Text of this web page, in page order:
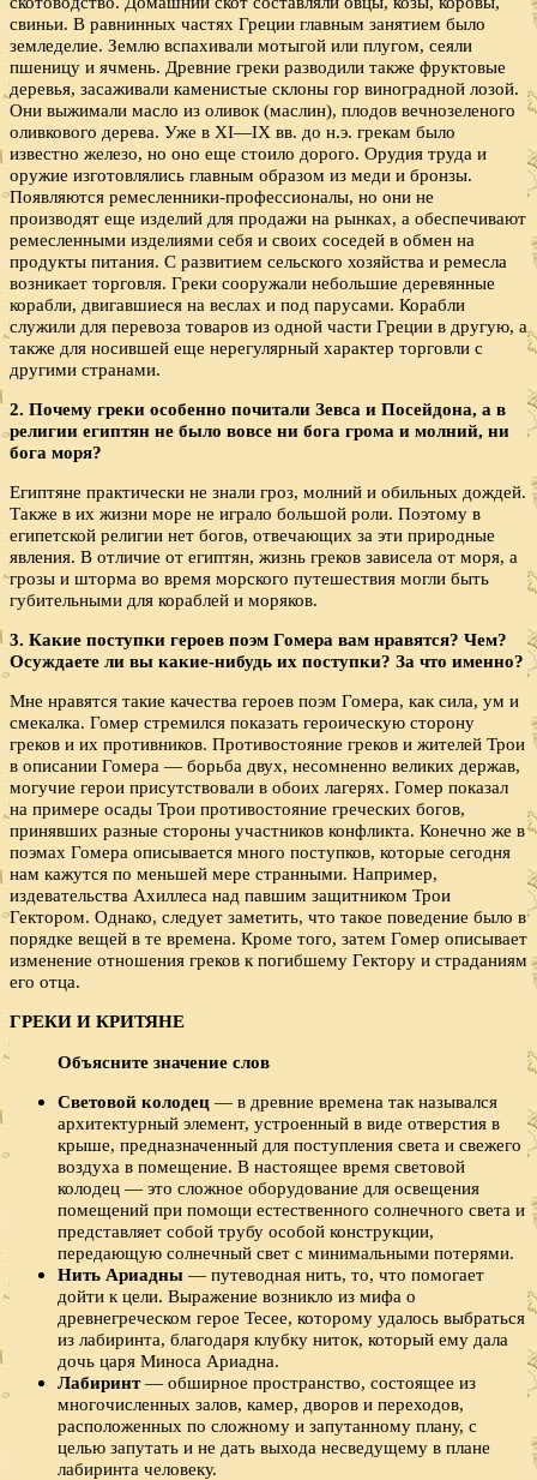
свиньи. В равнинных частях Греции главным занятием было
земледелие. Землю вспахивали мотыгой или плугом, сеяли
пшеницу и ячмень. Древние греки разводили также фруктовые
деревья, засаживали каменистые склоны гор виноградной лозой.
Они выжимали масло из оливок (маслин), плодов вечнозеленого
оливкового дерева. Уже в XI—IX вв. до н.э. грекам было
известно железо, но оно еще стоило дорого. Орудия труда и
оружие изготовлялись главным образом из меди и бронзы.
Появляются ремесленники-профессионалы, но они не
производят еще изделий для продажи на рынках, а обеспечивают
ремесленными изделиями себя и своих соседей в обмен на
продукты питания. С развитием сельского хозяйства и ремесла
возникает торговля. Греки сооружали небольшие деревянные
корабли, двигавшиеся на веслах и под парусами. Корабли
служили для перевоза товаров из одной части Греции в другую, а
также для носившей еще нерегулярный характер торговли с
другими странами.
2. Почему греки особенно почитали Зевса и Посейдона, а в
религии египтян не было вовсе ни бога грома и молний, ни
бога моря?
Египтяне практически не знали гроз, молний и обильных дождей.
Также в их жизни море не играло большой роли. Поэтому в
египетской религии нет богов, отвечающих за эти природные
явления. В отличие от египтян, жизнь греков зависела от моря, а
грозы и шторма во время морского путешествия могли быть
губительными для кораблей и моряков.
3. Какие поступки героев поэм Гомера вам нравятся? Чем?
Осуждаете ли вы какие-нибудь их поступки? За что именно?
Мне нравятся такие качества героев поэм Гомера, как сила, ум и
смекалка. Гомер стремился показать героическую сторону
греков и их противников. Противостояние греков и жителей Трои
в описании Гомера — борьба двух, несомненно великих держав,
могучие герои присутствовали в обоих лагерях. Гомер показал
на примере осады Трои противостояние греческих богов,
принявших разные стороны участников конфликта. Конечно же в
поэмах Гомера описывается много поступков, которые сегодня
нам кажутся по меньшей мере странными. Например,
издевательства Ахиллеса над павшим защитником Трои
Гектором. Однако, следует заметить, что такое поведение было в
порядке вещей в те времена. Кроме того, затем Гомер описывает
изменение отношения греков к погибшему Гектору и страданиям
его отца.
ГРЕКИ И КРИТЯНЕ
Объясните значение слов
Световой колодец — в древние времена так назывался
архитектурный элемент, устроенный в виде отверстия в
крыше, предназначенный для поступления света и свежего
воздуха в помещение. В настоящее время световой
колодец — это сложное оборудование для освещения
помещений при помощи естественного солнечного света и
представляет собой трубу особой конструкции,
передающую солнечный свет с минимальными потерями.
Нить Ариадны — путеводная нить, то, что помогает
дойти к цели. Выражение возникло из мифа о
древнегреческом герое Тесее, которому удалось выбраться
из лабиринта, благодаря клубку ниток, который ему дала
дочь царя Миноса Ариадна.
Лабиринт— обширное пространство, состоящее из
многочисленных залов, камер, дворов и переходов,
расположенных по сложному и запутанному плану, с
целью запутать и не дать выхода несведущему в плане
лабиринта человеку.